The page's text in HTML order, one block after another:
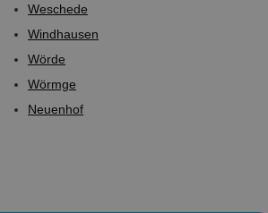
Weschede
Windhausen
Wörde
Wörmge
Neuenhof